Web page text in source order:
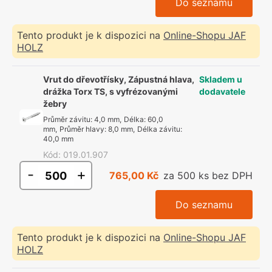
Do seznamu
Tento produkt je k dispozici na Online-Shopu JAF
HOLZ
Vrut do dřevotřísky, Zápustná hlava,
drážka Torx TS, s vyfrézovanými
žebry
Průměr závitu: 4,0 mm, Délka: 60,0
mm, Průměr hlavy: 8,0 mm, Délka závitu:
40,0 mm
Kód: 019.01.907
Skladem u
dodavatele
- + 765,00 Kč za 500 ks bez DPH
Do seznamu
Tento produkt je k dispozici na Online-Shopu JAF
HOLZ